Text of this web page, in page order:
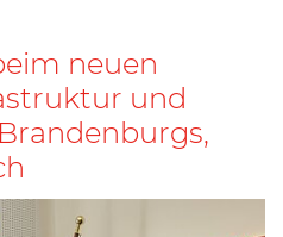
neuen
und